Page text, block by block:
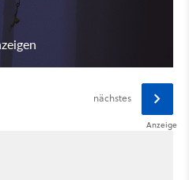
nächstes